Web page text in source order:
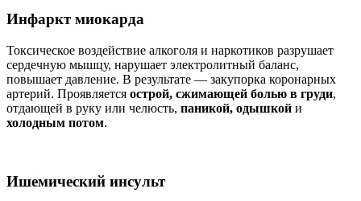
Инфаркт миокарда
Токсическое воздействие алкоголя и наркотиков разрушает
сердечную мышцу, нарушает электролитный баланс,
повышает давление. В результате — закупорка коронарных
артерий. Проявляется острой, сжимающей болью в груди,
отдающей в руку или челюсть, паникой, одышкой и
холодным потом.
Ишемический инсульт